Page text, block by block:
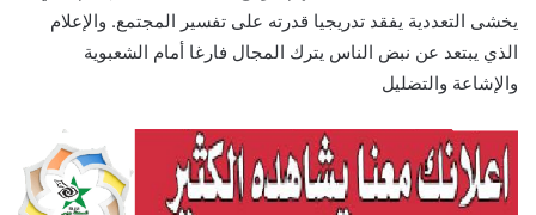
يخشى التعددية يفقد تدريجيا قدرته على تفسير المجتمع. والإعلام
الذي يبتعد عن نبض الناس يترك المجال فارغا أمام الشعبوية
والإشاعة والتضليل